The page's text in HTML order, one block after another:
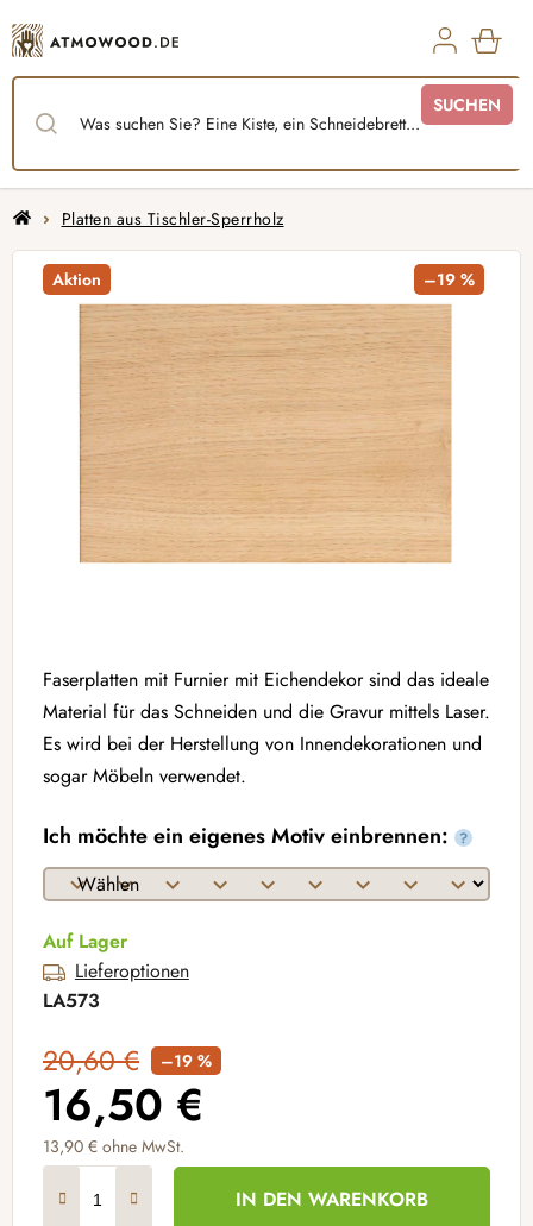
Inhalt
springen
SUCHEN
StartseitePlatten aus Tischler-Sperrholz
Faserplatten mit Furnier mit Eichendekor sind das ideale
Material für das Schneiden und die Gravur mittels Laser.
Es wird bei der Herstellung von Innendekorationen und
sogar Möbeln verwendet.
Ich möchte ein eigenes Motiv einbrennen: ?
Auf Lager
Lieferoptionen
LA573
20,60 € –19 %
16,50 €
13,90 € ohne MwSt.
IN DEN WARENKORB
Aktion –19 %